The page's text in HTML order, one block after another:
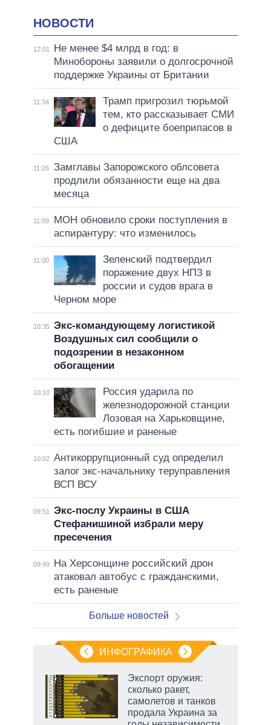
НОВОСТИ
12:01
Не менее $4 млрд в год: в
Минобороны заявили о долгосрочной
поддержке Украины от Британии
11:34
Трамп пригрозил тюрьмой
тем, кто рассказывает СМИ
о дефиците боеприпасов в
США
11:26
Замглавы Запорожского облсовета
продлили обязанности еще на два
месяца
11:09
МОН обновило сроки поступления в
аспирантуру: что изменилось
11:00
Зеленский подтвердил
поражение двух НПЗ в
россии и судов врага в
Черном море
10:35 Экс-командующему логистикой
Воздушных сил сообщили о
подозрении в незаконном
обогащении
10:10
Россия ударила по
железнодорожной станции
Лозовая на Харьковщине,
есть погибшие и раненые
10:02 Антикоррупционный суд определил
залог экс-начальнику теруправления
ВСП ВСУ
09:51
Экс-послу Украины в США
Стефанишиной избрали меру
пресечения
09:49
На Херсонщине российский дрон
атаковал автобус с гражданскими,
есть раненые
Больше новостей
ИНФОГРАФИКА
Экспорт оружия:
сколько ракет,
самолетов и танков
продала Украина за